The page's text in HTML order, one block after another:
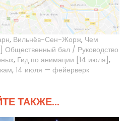
, Вильнёв-Сен-Жорж, Чем
Общественный бал / Руководство
, Гид по анимации [14 июля] ,
, 14 июля — фейерверк
ТАКЖЕ...